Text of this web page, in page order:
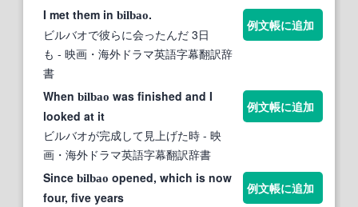
I met them in bilbao.
ビルバオで彼らに会ったんだ 3日
も - 映画・海外ドラマ英語字幕翻訳辞
書
例文帳に追加
When bilbao was finished and I
looked at it
ビルバオが完成して見上げた時 - 映
画・海外ドラマ英語字幕翻訳辞書
例文帳に追加
Since bilbao opened, which is now
four, five years
例文帳に追加